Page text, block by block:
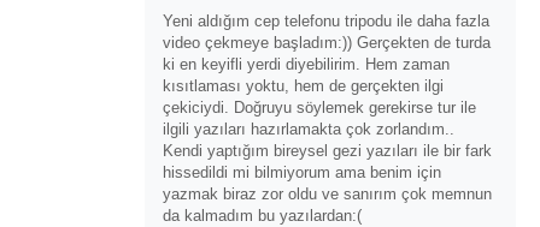
Yeni aldığım cep telefonu tripodu ile daha fazla
video çekmeye başladım:)) Gerçekten de turda
ki en keyifli yerdi diyebilirim. Hem zaman
kısıtlaması yoktu, hem de gerçekten ilgi
çekiciydi. Doğruyu söylemek gerekirse tur ile
ilgili yazıları hazırlamakta çok zorlandım..
Kendi yaptığım bireysel gezi yazıları ile bir fark
hissedildi mi bilmiyorum ama benim için
yazmak biraz zor oldu ve sanırım çok memnun
da kalmadım bu yazılardan:(